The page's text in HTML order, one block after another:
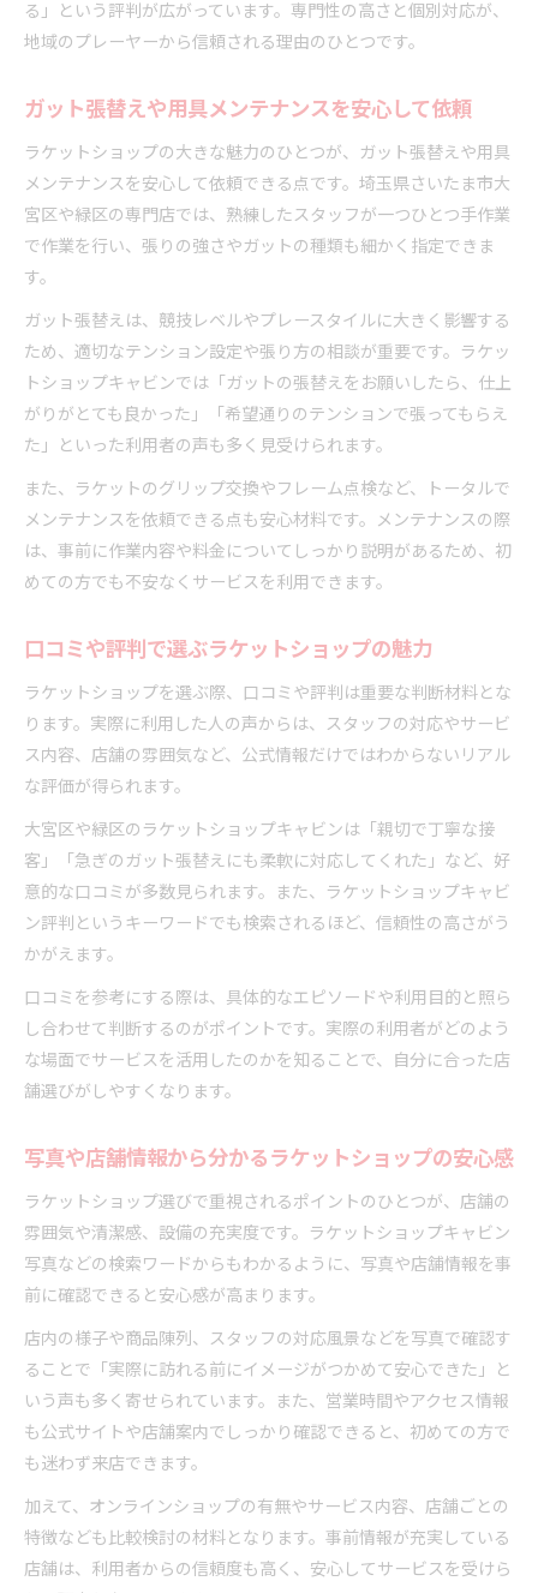
る」という評判が広がっています。専門性の高さと個別対応が、
地域のプレーヤーから信頼される理由のひとつです。
ガット張替えや用具メンテナンスを安心して依頼
ラケットショップの大きな魅力のひとつが、ガット張替えや用具
メンテナンスを安心して依頼できる点です。埼玉県さいたま市大
宮区や緑区の専門店では、熟練したスタッフが一つひとつ手作業
で作業を行い、張りの強さやガットの種類も細かく指定できま
す。
ガット張替えは、競技レベルやプレースタイルに大きく影響する
ため、適切なテンション設定や張り方の相談が重要です。ラケッ
トショップキャビンでは「ガットの張替えをお願いしたら、仕上
がりがとても良かった」「希望通りのテンションで張ってもらえ
た」といった利用者の声も多く見受けられます。
また、ラケットのグリップ交換やフレーム点検など、トータルで
メンテナンスを依頼できる点も安心材料です。メンテナンスの際
は、事前に作業内容や料金についてしっかり説明があるため、初
めての方でも不安なくサービスを利用できます。
口コミや評判で選ぶラケットショップの魅力
ラケットショップを選ぶ際、口コミや評判は重要な判断材料とな
ります。実際に利用した人の声からは、スタッフの対応やサービ
ス内容、店舗の雰囲気など、公式情報だけではわからないリアル
な評価が得られます。
大宮区や緑区のラケットショップキャビンは「親切で丁寧な接
客」「急ぎのガット張替えにも柔軟に対応してくれた」など、好
意的な口コミが多数見られます。また、ラケットショップキャビ
ン評判というキーワードでも検索されるほど、信頼性の高さがう
かがえます。
口コミを参考にする際は、具体的なエピソードや利用目的と照ら
し合わせて判断するのがポイントです。実際の利用者がどのよう
な場面でサービスを活用したのかを知ることで、自分に合った店
舗選びがしやすくなります。
写真や店舗情報から分かるラケットショップの安心感
ラケットショップ選びで重視されるポイントのひとつが、店舗の
雰囲気や清潔感、設備の充実度です。ラケットショップキャビン
写真などの検索ワードからもわかるように、写真や店舗情報を事
前に確認できると安心感が高まります。
店内の様子や商品陳列、スタッフの対応風景などを写真で確認す
ることで「実際に訪れる前にイメージがつかめて安心できた」と
いう声も多く寄せられています。また、営業時間やアクセス情報
も公式サイトや店舗案内でしっかり確認できると、初めての方で
も迷わず来店できます。
加えて、オンラインショップの有無やサービス内容、店舗ごとの
特徴なども比較検討の材料となります。事前情報が充実している
店舗は、利用者からの信頼度も高く、安心してサービスを受けら